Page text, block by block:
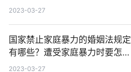
2023-03-27
国家禁止家庭暴力的婚姻法规定
有哪些？遭受家庭暴力时要怎样
做？
2023-03-27